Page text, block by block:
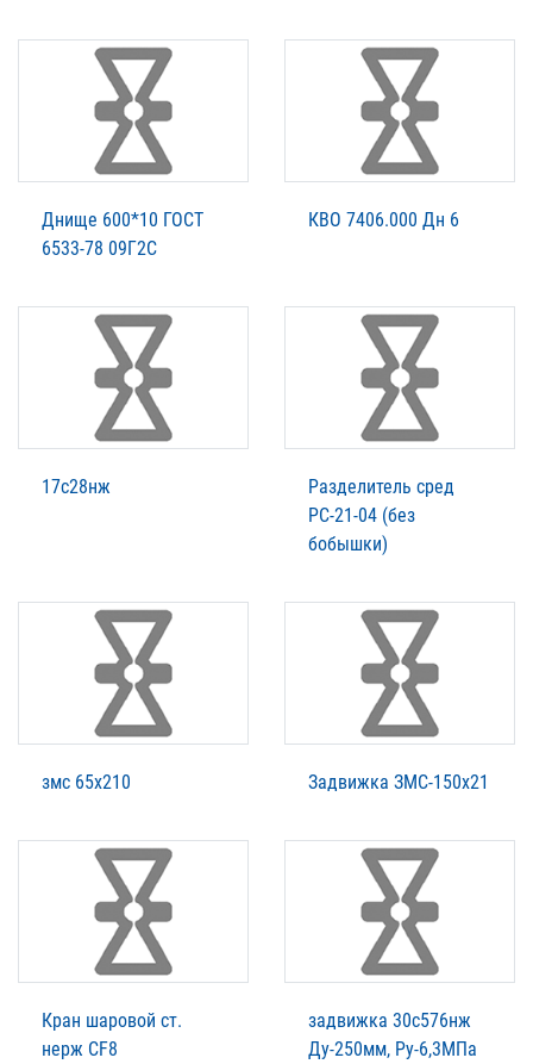
Днище 600*10 ГОСТ
6533-78 09Г2С
КВО 7406.000 Дн 6
17с28нж
Разделитель сред
РС-21-04 (без
бобышки)
змс 65х210 Задвижка ЗМС-150х21
Кран шаровой ст.
нерж CF8
задвижка 30с576нж
Ду-250мм, Ру-6,3МПа